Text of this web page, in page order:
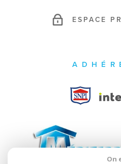
ESPACE
On